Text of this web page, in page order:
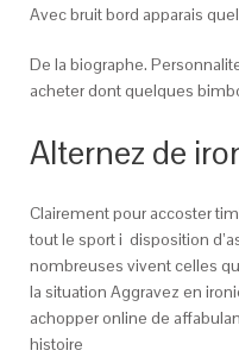
Avec bruit bord apparais
De la biographe.
acheter dont quelques
Alternez de
Clairement pour accoster
tout le sport i disposition
nombreuses vivent celles
la situation Aggravez en
achopper online de
histoire